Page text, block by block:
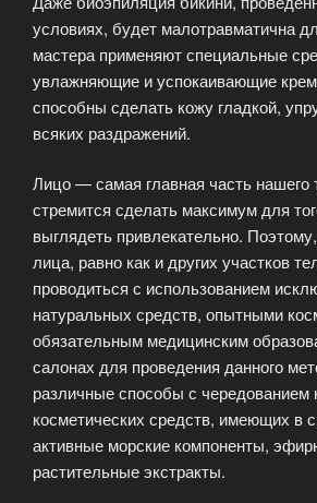
условиях, будет малотравматична
мастера применяют специальные
увлажняющие и успокаивающие
способны сделать кожу гладкой,
всяких раздражений.
Лицо — самая главная часть нашего
стремится сделать максимум для
выглядеть привлекательно.
лица, равно как и других участков
проводиться с использованием
натуральных средств, опытными
обязательным медицинским
салонах для проведения данного
различные способы с чередованием
косметических средств, имеющих в
активные морские компоненты,
растительные экстракты.